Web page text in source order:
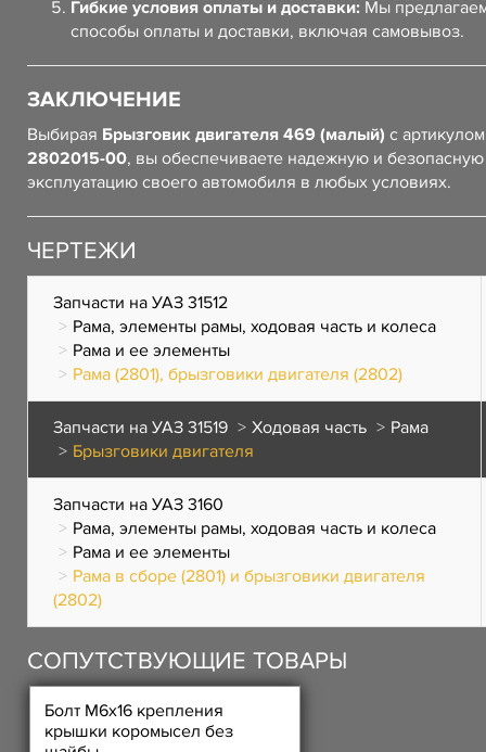
Гибкие условия оплаты и доставки: Мы
способы оплаты и доставки, включая самовывоз.
ЗАКЛЮЧЕНИЕ
Выбирая Брызговик двигателя 469 (малый) с
2802015-00, вы обеспечиваете надежную и безопасную
эксплуатацию своего автомобиля в любых условиях.
ЧЕРТЕЖИ
Запчасти на УАЗ 31512
Рама, элементы рамы, ходовая часть и колеса
Рама и ее элементы
Рама (2801), брызговики двигателя (2802)
Запчасти на УАЗ 31519 Ходовая часть
Рама
Брызговики двигателя
Запчасти на УАЗ 3160
Рама, элементы рамы, ходовая часть и колеса
Рама и ее элементы
Рама в сборе (2801) и брызговики двигателя
(2802)
СОПУТСТВУЮЩИЕ ТОВАРЫ
Болт М6х16 крепления
крышки коромысел без